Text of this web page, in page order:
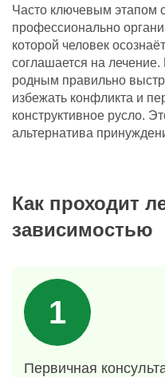
Часто ключевым этапом
профессионально
которой человек
соглашается на
родным правильно
избежать конфликта и
конструктивное русло.
альтернатива
Как проходит
зависимостью
Первичная